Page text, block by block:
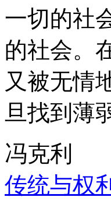
一切的社
的社会。
又被无情
旦找到薄
冯克利
传统与权利